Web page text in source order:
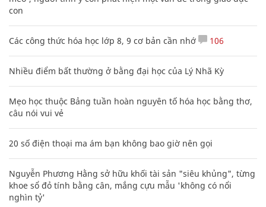
con
Các công thức hóa học lớp 8, 9 cơ bản cần nhớ 106
Nhiều điểm bất thường ở bằng đại học của Lý Nhã Kỳ
Mẹo học thuộc Bảng tuần hoàn nguyên tố hóa học bằng thơ,
câu nói vui vẻ
20 số điện thoại ma ám bạn không bao giờ nên gọi
Nguyễn Phương Hằng sở hữu khối tài sản "siêu khủng", từng
khoe sổ đỏ tính bằng cân, mắng cựu mẫu 'không có nổi
nghìn tỷ'